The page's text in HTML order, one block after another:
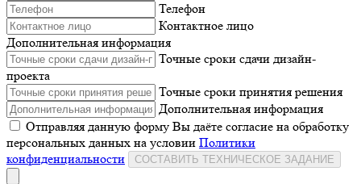
Телефон
Контактное лицо
Дополнительная информация
Точные сроки сдачи дизайн-
проекта
Точные сроки принятия решения
Дополнительная информация
Отправляя данную форму Вы даёте согласие на обработку
персональных данных на условии Политики
конфиденциальности
СОСТАВИТЬ ТЕХНИЧЕСКОЕ ЗАДАНИЕ